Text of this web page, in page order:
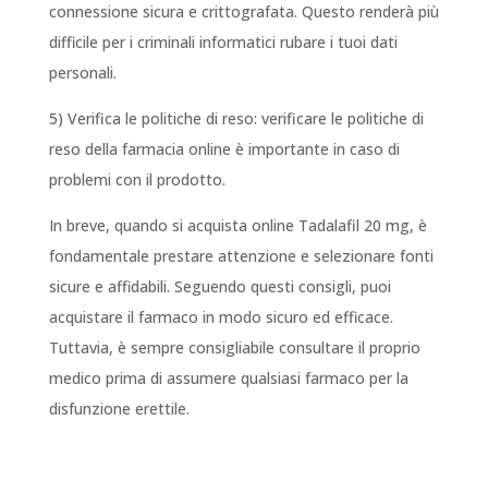
connessione sicura e crittografata. Questo renderà più
difficile per i criminali informatici rubare i tuoi dati
personali.
5) Verifica le politiche di reso: verificare le politiche di
reso della farmacia online è importante in caso di
problemi con il prodotto.
In breve, quando si acquista online Tadalafil 20 mg, è
fondamentale prestare attenzione e selezionare fonti
sicure e affidabili. Seguendo questi consigli, puoi
acquistare il farmaco in modo sicuro ed efficace.
Tuttavia, è sempre consigliabile consultare il proprio
medico prima di assumere qualsiasi farmaco per la
disfunzione erettile.